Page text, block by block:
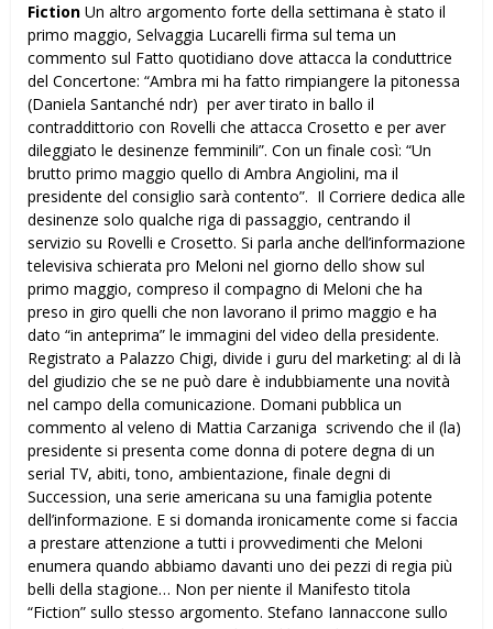
Fiction Un altro argomento forte della settimana è stato il
primo maggio, Selvaggia Lucarelli firma sul tema un
commento sul Fatto quotidiano dove attacca la conduttrice
del Concertone: “Ambra mi ha fatto rimpiangere la pitonessa
(Daniela Santanché ndr) per aver tirato in ballo il
contraddittorio con Rovelli che attacca Crosetto e per aver
dileggiato le desinenze femminili”. Con un finale così: “Un
brutto primo maggio quello di Ambra Angiolini, ma il
presidente del consiglio sarà contento”. Il Corriere dedica alle
desinenze solo qualche riga di passaggio, centrando il
servizio su Rovelli e Crosetto. Si parla anche dell’informazione
televisiva schierata pro Meloni nel giorno dello show sul
primo maggio, compreso il compagno di Meloni che ha
preso in giro quelli che non lavorano il primo maggio e ha
dato “in anteprima” le immagini del video della presidente.
Registrato a Palazzo Chigi, divide i guru del marketing: al di là
del giudizio che se ne può dare è indubbiamente una novità
nel campo della comunicazione. Domani pubblica un
commento al veleno di Mattia Carzaniga scrivendo che il (la)
presidente si presenta come donna di potere degna di un
serial TV, abiti, tono, ambientazione, finale degni di
Succession, una serie americana su una famiglia potente
dell’informazione. E si domanda ironicamente come si faccia
a prestare attenzione a tutti i provvedimenti che Meloni
enumera quando abbiamo davanti uno dei pezzi di regia più
belli della stagione… Non per niente il Manifesto titola
“Fiction” sullo stesso argomento. Stefano Iannaccone sullo